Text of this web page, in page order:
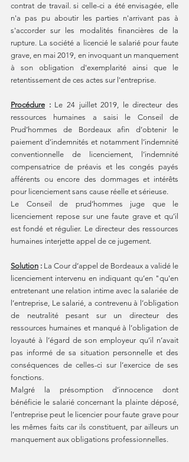
contrat de travail. si celle-ci a été envisagée, elle
n'a pas pu aboutir les parties n'arrivant pas à
s'accorder sur les modalités financières de la
rupture. La société a licencié le salarié pour faute
grave, en mai 2019, en invoquant un manquement
à son obligation d'exemplarité ainsi que le
retentissement de ces actes sur l'entreprise.
Procédure : Le 24 juillet 2019, le directeur des
ressources humaines a saisi le Conseil de
Prud’hommes de Bordeaux afin d’obtenir le
paiement d’indemnités et notamment l’indemnité
conventionnelle de licenciement, l’indemnité
compensatrice de préavis et les congés payés
afférents ou encore des dommages et intérêts
pour licenciement sans cause réelle et sérieuse.
Le Conseil de prud’hommes juge que le
licenciement repose sur une faute grave et qu’il
est fondé et régulier. Le directeur des ressources
humaines interjette appel de ce jugement.
Solution : La Cour d’appel de Bordeaux a validé le
licenciement intervenu en indiquant qu’en "qu'en
entretenant une relation intime avec la salariée de
l’entreprise, Le salarié, a contrevenu à l’obligation
de neutralité pesant sur un directeur des
ressources humaines et manqué à l’obligation de
loyauté à l’égard de son employeur qu’il n’avait
pas informé de sa situation personnelle et des
conséquences de celles-ci sur l’exercice de ses
fonctions.
Malgré la présomption d’innocence dont
bénéficie le salarié concernant la plainte déposé,
l’entreprise peut le licencier pour faute grave pour
les mêmes faits car ils constituent, par ailleurs un
manquement aux obligations professionnelles.